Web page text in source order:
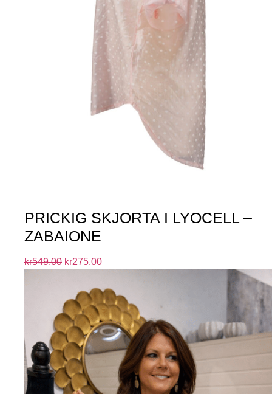
PRICKIG SKJORTA I LYOCELL –
ZABAIONE
kr549.00 kr275.00